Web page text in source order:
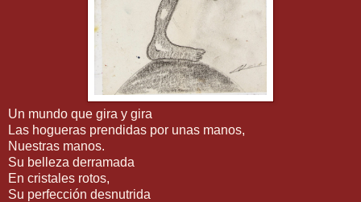
Un mundo que gira y gira
Las hogueras prendidas por unas manos,
Nuestras manos.
Su belleza derramada
En cristales rotos,
Su perfección desnutrida